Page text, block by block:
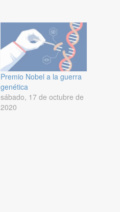
Premio Nobel a la guerra
genética
sábado, 17 de octubre de
2020